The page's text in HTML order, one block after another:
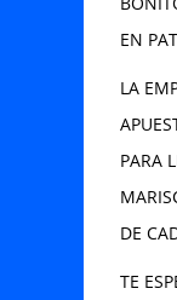
EN
LA
PARA
DE
TE